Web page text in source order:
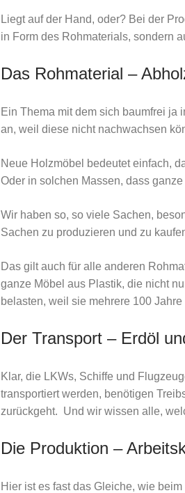
Liegt auf der Hand, oder? Bei der
in Form des Rohmaterials, sondern
Das Rohmaterial –
Ein Thema mit dem sich baumfrei ja
an, weil diese nicht nachwachsen
Neue Holzmöbel bedeutet einfach,
Oder in solchen Massen, dass
Wir haben so, so viele Sachen,
Sachen zu produzieren und zu
Das gilt auch für alle anderen
ganze Möbel aus Plastik, die nicht
belasten, weil sie mehrere 100
Der Transport – Erdöl
Klar, die LKWs, Schiffe und
transportiert werden, benötigen
zurückgeht. Und wir wissen alle,
Die Produktion –
Hier ist es fast das Gleiche, wie